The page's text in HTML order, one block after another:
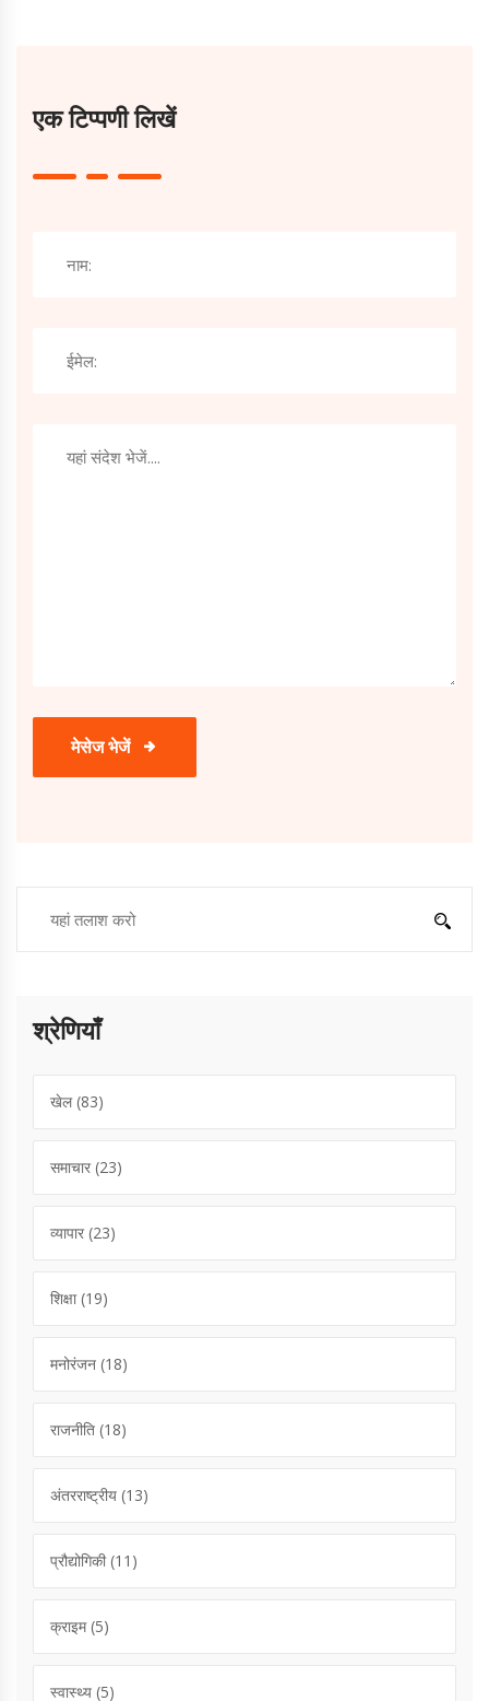
एक टिप्पणी लिखें
मेसेज भेजें
श्रेणियाँ
खेल(83)
समाचार (23)
व्यापार (23)
शिक्षा(19)
मनोरंजन (18)
राजनीति (18)
अंतरराष्ट्रीय (13)
प्रौद्योगिकी(11)
क्राइम(5)
स्वास्थ्य (5)